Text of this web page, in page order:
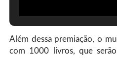
Além dessa premiação, o
com 1000 livros, que